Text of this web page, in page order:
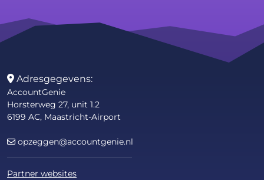
Adresgegevens:
AccountGenie
Horsterweg 27, unit 1.2
6199 AC, Maastricht-Airport
opzeggen@accountgenie.nl
Partner websites